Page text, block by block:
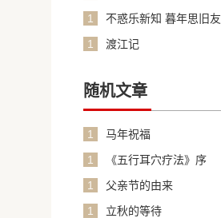
1
不惑乐新知 暮年思旧友
1
渡江记
随机文章
1
马年祝福
1
《五行耳穴疗法》序
1
父亲节的由来
1
立秋的等待